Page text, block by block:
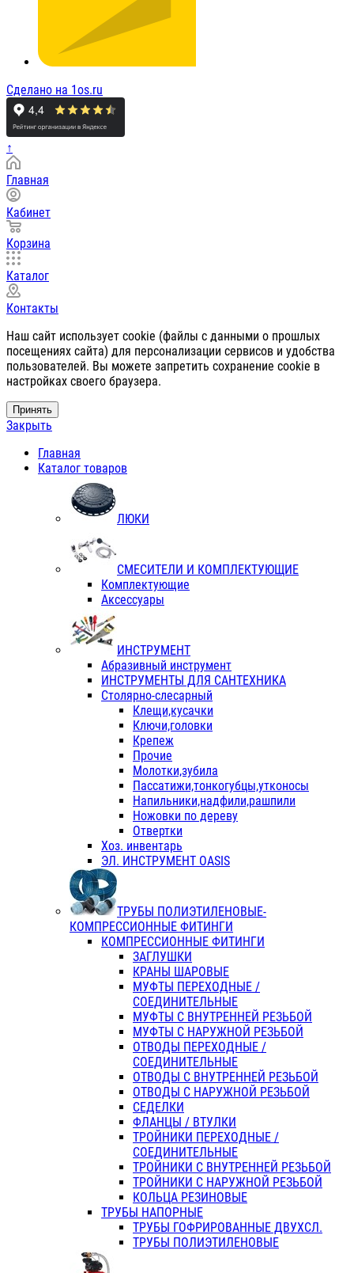
Сделано на 1os.ru
↑
Главная
Кабинет
Корзина
Каталог
Контакты
Наш сайт использует cookie (файлы с данными о прошлых
посещениях сайта) для персонализации сервисов и удобства
пользователей. Вы можете запретить сохранение cookie в
настройках своего браузера.
Принять
Закрыть
Главная
Каталог товаров
ЛЮКИ
СМЕСИТЕЛИ И КОМПЛЕКТУЮЩИЕ
Комплектующие
Аксессуары
ИНСТРУМЕНТ
Абразивный инструмент
ИНСТРУМЕНТЫ ДЛЯ САНТЕХНИКА
Столярно-слесарный
Клещи,кусачки
Ключи,головки
Крепеж
Прочие
Молотки,зубила
Пассатижи,тонкогубцы,утконосы
Напильники,надфили,рашпили
Ножовки по дереву
Отвертки
Хоз. инвентарь
ЭЛ. ИНСТРУМЕНТ OASIS
ТРУБЫ ПОЛИЭТИЛЕНОВЫЕ-
КОМПРЕССИОННЫЕ ФИТИНГИ
КОМПРЕССИОННЫЕ ФИТИНГИ
ЗАГЛУШКИ
КРАНЫ ШАРОВЫЕ
МУФТЫ ПЕРЕХОДНЫЕ /
СОЕДИНИТЕЛЬНЫЕ
МУФТЫ С ВНУТРЕННЕЙ РЕЗЬБОЙ
МУФТЫ С НАРУЖНОЙ РЕЗЬБОЙ
ОТВОДЫ ПЕРЕХОДНЫЕ /
СОЕДИНИТЕЛЬНЫЕ
ОТВОДЫ С ВНУТРЕННЕЙ РЕЗЬБОЙ
ОТВОДЫ С НАРУЖНОЙ РЕЗЬБОЙ
СЕДЕЛКИ
ФЛАНЦЫ / ВТУЛКИ
ТРОЙНИКИ ПЕРЕХОДНЫЕ /
СОЕДИНИТЕЛЬНЫЕ
ТРОЙНИКИ С ВНУТРЕННЕЙ РЕЗЬБОЙ
ТРОЙНИКИ С НАРУЖНОЙ РЕЗЬБОЙ
КОЛЬЦА РЕЗИНОВЫЕ
ТРУБЫ НАПОРНЫЕ
ТРУБЫ ГОФРИРОВАННЫЕ ДВУХСЛ.
ТРУБЫ ПОЛИЭТИЛЕНОВЫЕ